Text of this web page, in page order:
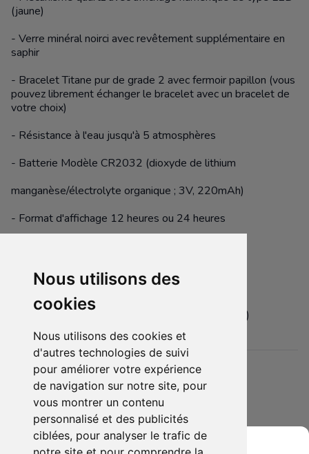
Nous utilisons des
cookies
Nous utilisons des cookies et
d'autres technologies de suivi
pour améliorer votre expérience
de navigation sur notre site, pour
vous montrer un contenu
personnalisé et des publicités
ciblées, pour analyser le trafic de
(jaune)
- Verre minéral noirci avec revêtement supplémentaire en
saphir
- Bracelet Titane pur de grade 2 avec fermoir papillon (vous
pouvez librement échanger le bracelet avec un bracelet de
votre choix)
- Résistance à l'eau jusqu'à 5 atmosphères
- Batterie Modèle CR2032 (dioxyde de lithium
manganèse/électrolyte organique ; 3V, 220mAh)
- Format d'affichage 12 heures ou 24 heures
Carte d'authentification numéroté 359/700
( encore sous papier de protection et jamais mise)
Détails
Etat : 5 sur 5 étoiles
- Neuf emballé
Membres intéressés : 1 x
Mis en ligne le :
21/12/2024